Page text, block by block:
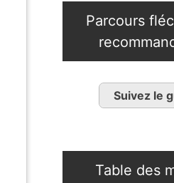
Parcours
Suivez le
Table des